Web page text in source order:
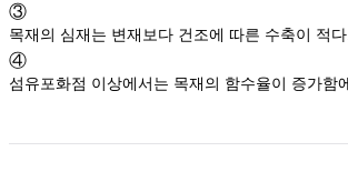
③
목재의 심재는 변재보다 건조에 따른 수축이 적다.
④